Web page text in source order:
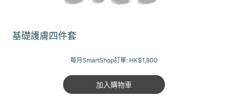
基礎護膚四件套
每月SmartShop訂單: HK$1,800
加入購物車